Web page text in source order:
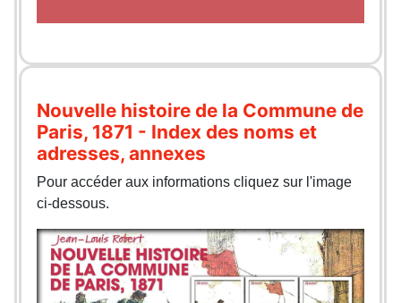
Nouvelle histoire de la Commune de
Paris, 1871 - Index des noms et
adresses, annexes
Pour accéder aux informations cliquez sur l'image
ci-dessous.